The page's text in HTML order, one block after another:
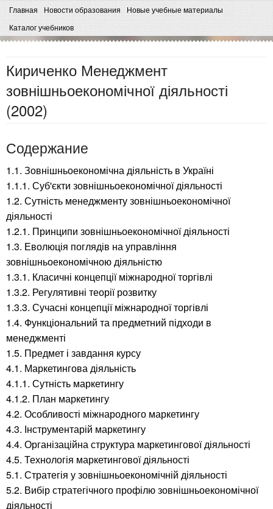
Главная Новости образования
Новые учебные материалы
Каталог учебников
Кириченко Менеджмент
зовнішньоекономічної діяльності
(2002)
Содержание
1.1. Зовнішньоекономічна діяльність в Україні
1.1.1. Суб'єкти зовнішньоекономічної діяльності
1.2. Сутність менеджменту зовнішньоекономічної
діяльності
1.2.1. Принципи зовнішньоекономічної діяльності
1.3. Еволюція поглядів на управління
зовнішньоекономічною діяльністю
1.3.1. Класичні концепції міжнародної торгівлі
1.3.2. Регулятивні теорії розвитку
1.3.3. Сучасні концепції міжнародної торгівлі
1.4. Функціональний та предметний підходи в
менеджменті
1.5. Предмет і завдання курсу
4.1. Маркетингова діяльність
4.1.1. Сутність маркетингу
4.1.2. План маркетингу
4.2. Особливості міжнародного маркетингу
4.3. Інструментарій маркетингу
4.4. Організаційна структура маркетингової діяльності
4.5. Технологія маркетингової діяльності
5.1. Стратегія у зовнішньоекономічній діяльності
5.2. Вибір стратегічного профілю зовнішньоекономічної
діяльності